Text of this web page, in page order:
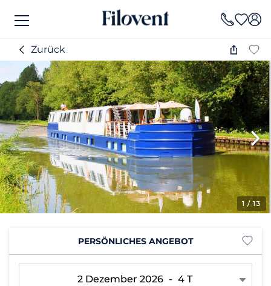
Zurück
1 / 13
PERSÖNLICHES ANGEBOT
2 Dezember 2026 - 4 T